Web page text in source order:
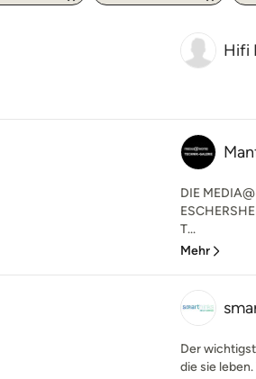
Hifi
DIE
T...
Mehr
Der
die sie